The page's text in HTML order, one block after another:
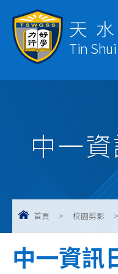
天
Tin
中一
首頁 > 校園剪影 >
中一資訊